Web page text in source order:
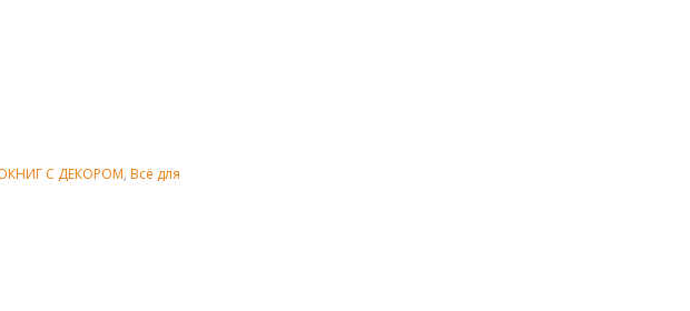
С ДЕКОРОМ, Всё для